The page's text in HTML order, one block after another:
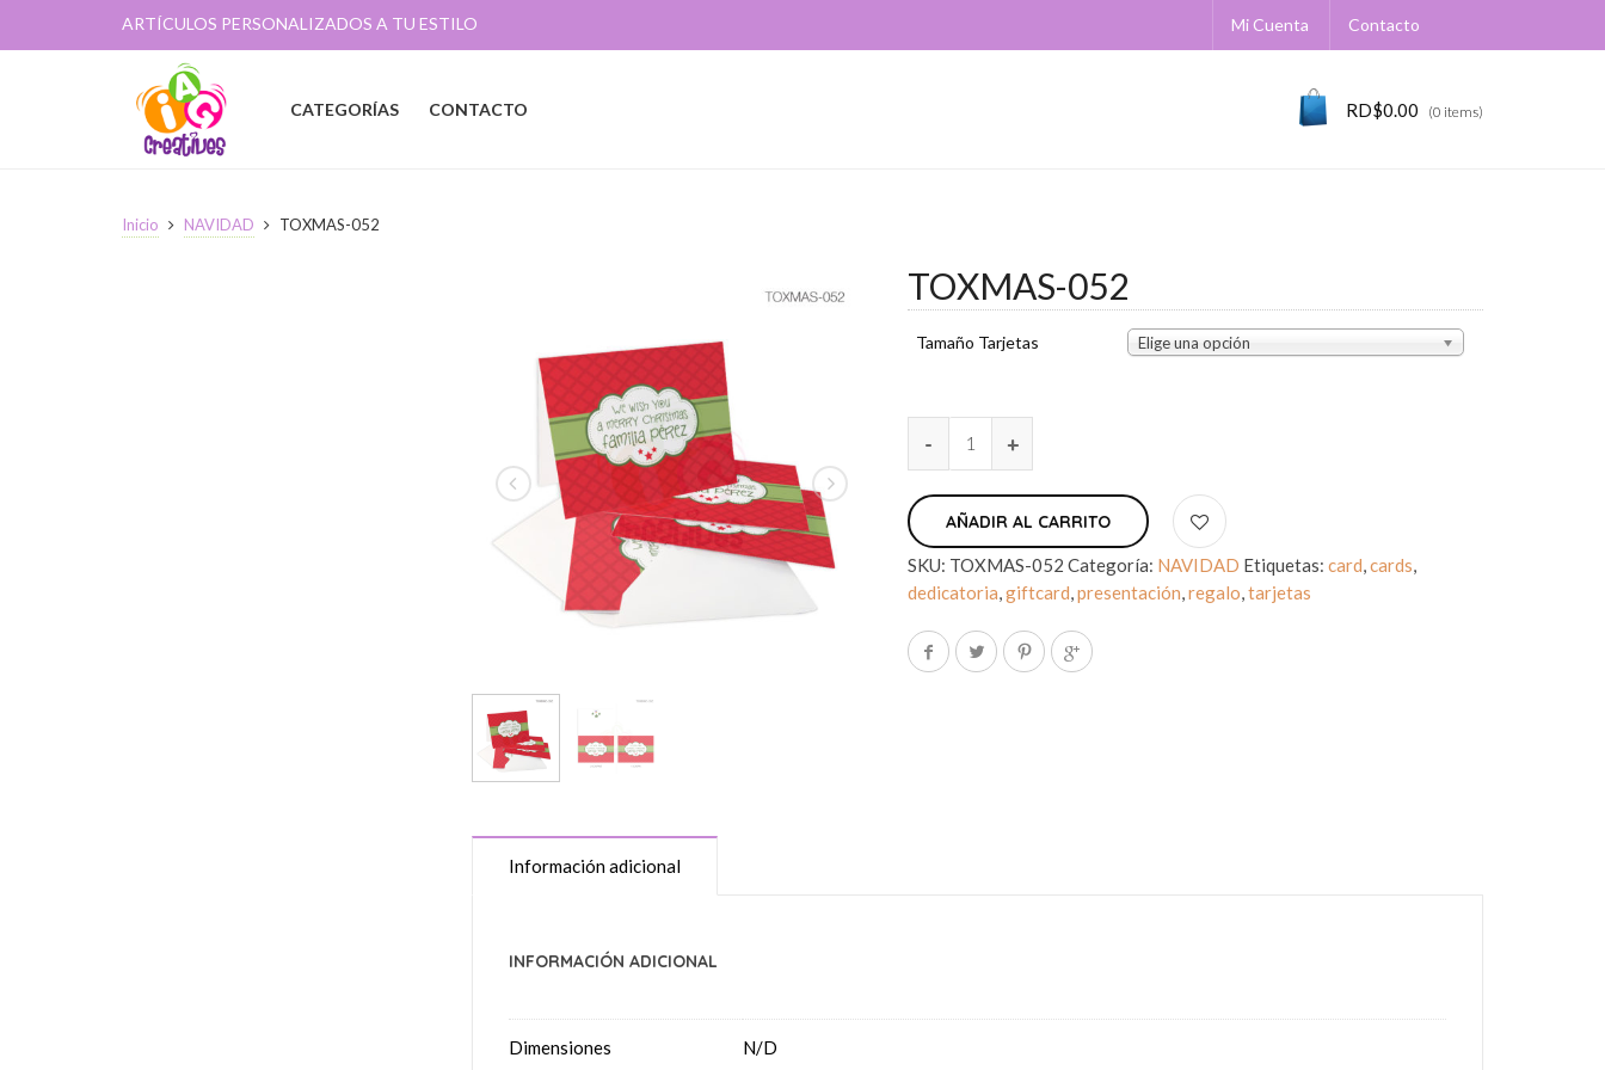
ARTÍCULOS PERSONALIZADOS A TU ESTILO Mi Cuenta Contacto
RD$0.00 (0 items)
CATEGORÍAS CONTACTO
Inicio NAVIDAD TOXMAS-052
TOXMAS-052
Tamaño Tarjetas Elige una opción
AÑADIR AL CARRITO
SKU: TOXMAS-052 Categoría: NAVIDAD Etiquetas:card,cards,
dedicatoria,giftcard,presentación,regalo,tarjetas
Información adicional
INFORMACIÓN ADICIONAL
Dimensiones N/D